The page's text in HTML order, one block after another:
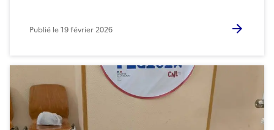
Publié le19 février 2026